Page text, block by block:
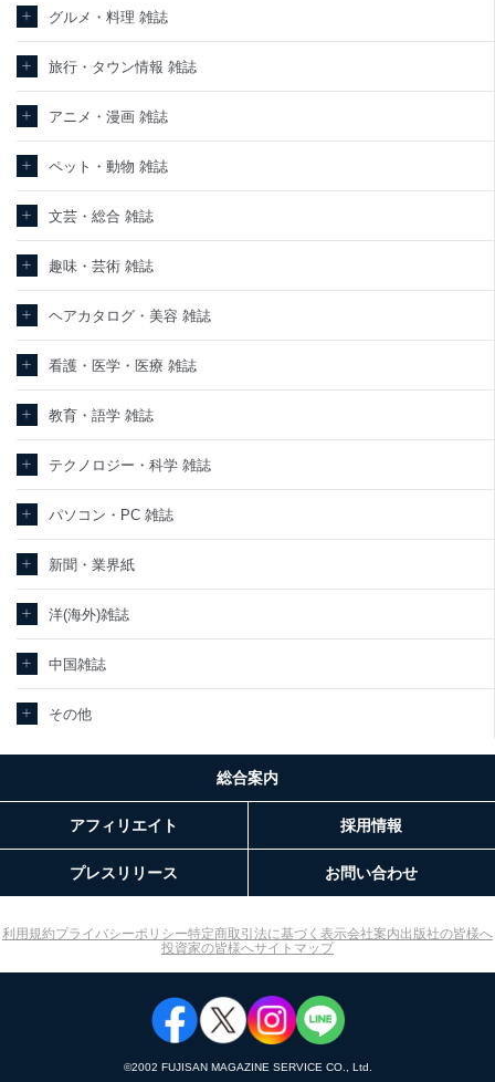
１．個人情報保護管理者
当社は以下の個人情報保護管理者を設置し、個人情報保護管理者の
責任のもと、個人情報を取得・アクセス・利用・提供・管理いたし
ます。
株式会社富士山マガジンサービス
代表取締役会長 西野 伸一郎
個人情報保護管理者: 経営管理グループディレクター 前田 嘉也
当社が取り扱う開示対象個人情報の利用目的は次のとおりです。
No 個人情報の種類
1 ス等をご利用の方の個
人情報
購入商品の配送のため
歴や購買履歴等の情報を分析して、趣
味・嗜好に
当社にお問合わせいた
だいた方の個人情報
レーター教育など応対品質向上のため
3
ービス利用者
ｅメール等による商品、サービス、キャ
4
情報
採用選考、ご連絡のため
当社の従業者の個人情
定期購読サービス等を
購入商品配送のため
提携企業及びお客様がご購入された商品
の発売元企業からのｅメール等による商
サービス、キャンペーン等の広告に関す
7 登録された方の個人情
お問い合わせ対応、トラブル対処、オペ
レーター教育など応対品質向上のため
※上記の利用目的のうちNo.1～5については保有個人データ（開示
対象個人情報）の利用目的であり、下記4.の開示等のご請求に対応
なお、6、7については、パートナー（提携企業）様又は各SNS運営
グルメ・料理 雑誌
旅行・タウン情報 雑誌
アニメ・漫画 雑誌
ペット・動物 雑誌
文芸・総合 雑誌
趣味・芸術 雑誌
ヘアカタログ・美容 雑誌
看護・医学・医療 雑誌
教育・語学 雑誌
テクノロジー・科学 雑誌
パソコン・PC 雑誌
新聞・業界紙
洋(海外)雑誌
中国雑誌
その他
総合案内
アフィリエイト 採用情報
プレスリリース お問い合わせ
利用規約プライバシーポリシー特定商取引法に基づく表示会社案内出版社の皆様へ
投資家の皆様へサイトマップ
©︎2002 FUJISAN MAGAZINE SERVICE CO., Ltd.